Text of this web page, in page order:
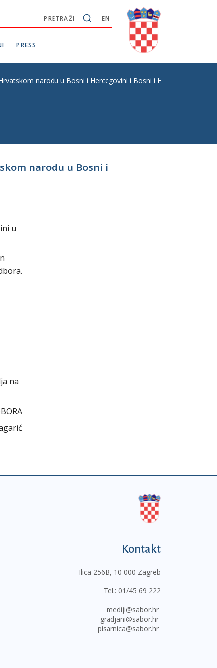
EN
PRETRAŽI
PRESS
narodu u Bosni i Hercegovini i Bosni i Hercegovini u
narodu u Bosni i
u
na
Kontakt
Ilica 256B, 10 000 Zagreb
Tel.: 01/45 69 222
mediji@sabor.hr
gradjani@sabor.hr
pisarnica@sabor.hr